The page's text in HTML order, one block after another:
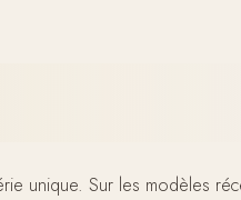
unique. Sur les modèles